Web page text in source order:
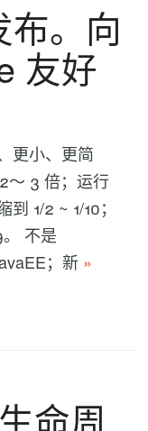
布。向
友好
更小、更简
～ 3 倍；运行
1/2 ~ 1/10；
不是
；新 »
命周